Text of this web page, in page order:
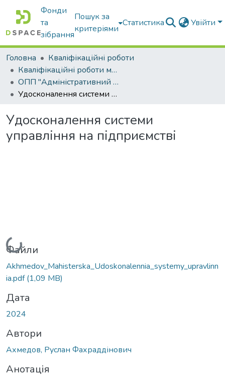
Фонди
та
зібрання
Пошук за
критеріями
Статистика Увійти
Головна
Кваліфікаційні роботи
Кваліфікаційні роботи магістрів
ОПП "Адміністративний менеджмент"
Удосконалення системи управління на підприємстві
Удосконалення системи
управління на підприємстві
Вантажиться...
Файли
Akhmedov_Mahisterska_Udoskonalennia_systemy_upravlinn
ia.pdf(1,09 MB)
Дата
2024
Автори
Ахмедов, Руслан Фахраддінович
Анотація